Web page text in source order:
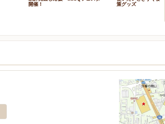
開催！
策グッズ